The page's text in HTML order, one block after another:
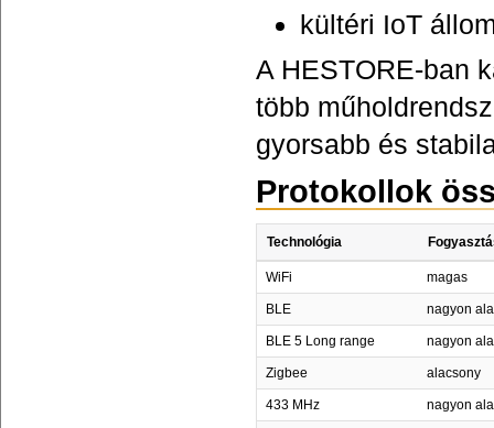
kültéri IoT
A HESTORE-ban
több
gyorsabb és
Protokollok
Technológia
WiFi magas
BLE nagyon
BLE 5 Long range nagyon
Zigbee alacsony
433 MHz nagyon